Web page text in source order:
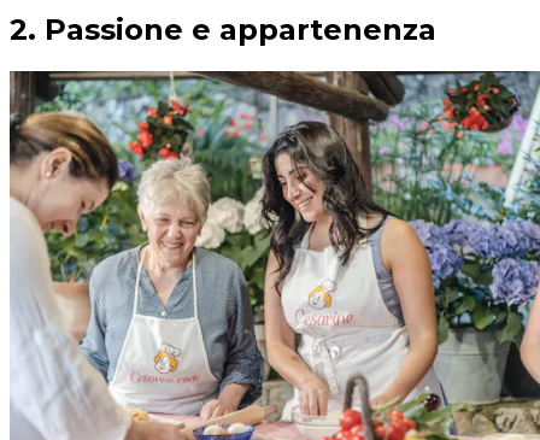
2. Passione e appartenenza